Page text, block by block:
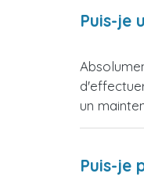
Puis-je
un
Puis-je